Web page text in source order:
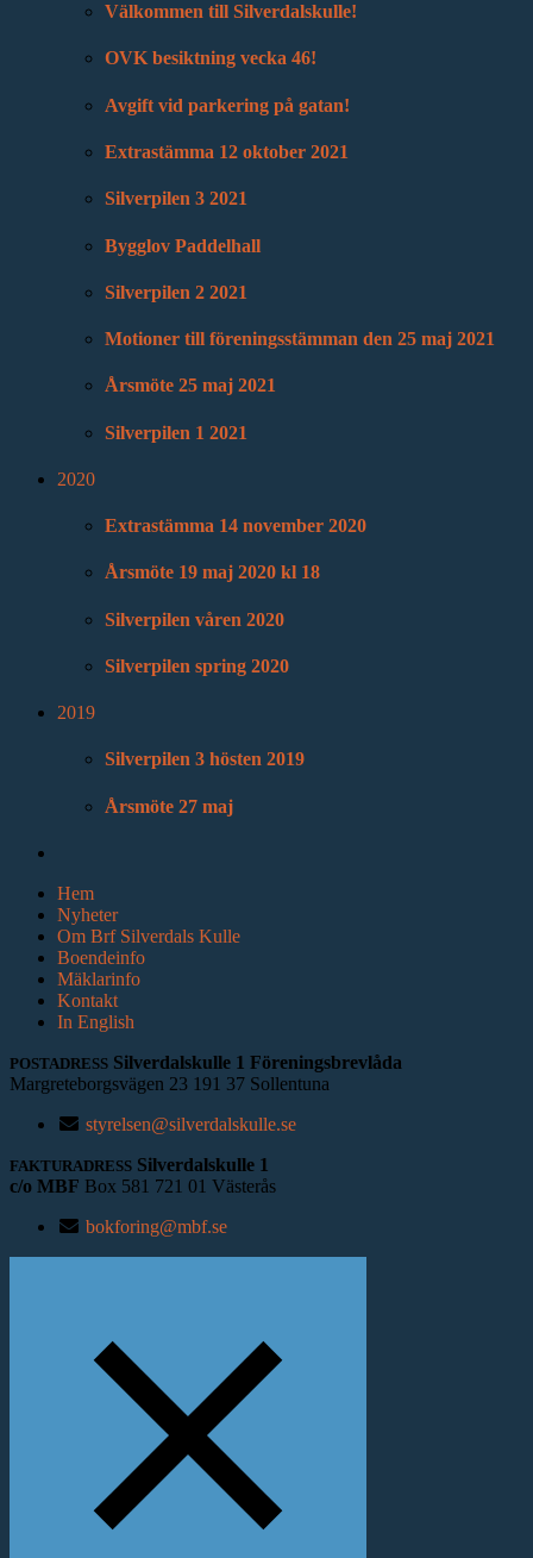
Välkommen till Silverdalskulle!
OVK besiktning vecka 46!
Avgift vid parkering på gatan!
Extrastämma 12 oktober 2021
Silverpilen 3 2021
Bygglov Paddelhall
Silverpilen 2 2021
Motioner till föreningsstämman den 25 maj 2021
Årsmöte 25 maj 2021
Silverpilen 1 2021
2020
Extrastämma 14 november 2020
Årsmöte 19 maj 2020 kl 18
Silverpilen våren 2020
Silverpilen spring 2020
2019
Silverpilen 3 hösten 2019
Årsmöte 27 maj
Hem
Nyheter
Om Brf Silverdals Kulle
Boendeinfo
Mäklarinfo
Kontakt
In English
POSTADRESS Silverdalskulle 1 Föreningsbrevlåda
Margreteborgsvägen 23 191 37 Sollentuna
styrelsen@silverdalskulle.se
FAKTURADRESS Silverdalskulle 1
c/o MBF Box 581 721 01 Västerås
bokforing@mbf.se